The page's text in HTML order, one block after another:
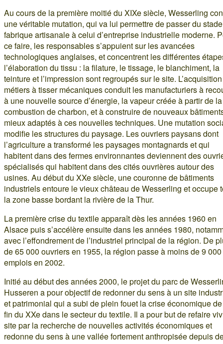
Au cours de la première moitié du XIXe siècle, Wesserling
une véritable mutation, qui va lui permettre de passer du
fabrique artisanale à celui d’entreprise industrielle moderne.
ce faire, les responsables s’appuient sur les avancées
technologiques anglaises, et concentrent les différentes
l’élaboration du tissu : la filature, le tissage, le blanchiment, la
teinture et l’impression sont regroupés sur le site.
métiers à tisser mécaniques conduit les manufacturiers à
à une nouvelle source d’énergie, la vapeur créée à partir de la
combustion de charbon, et à construire de nouveaux
mieux adaptés à ces nouvelles techniques. Une mutation
modifie les structures du paysage. Les ouvriers paysans dont
l’agriculture a transformé les paysages montagnards et qui
habitent dans des fermes environnantes deviennent des
spécialisés qui habitent dans des cités ouvrières autour des
usines. Au début du XXe siècle, une couronne de bâtiments
industriels entoure le vieux château de Wesserling et occupe
la zone basse bordant la rivière de la Thur.
La première crise du textile apparaît dès les années 1960 en
Alsace puis s’accélère ensuite dans les années 1980,
avec l’effondrement de l’industriel principal de la région. De
de 65 000 ouvriers en 1955, la région passe à moins de 9 000
emplois en 2002.
Initié au début des années 2000, le projet du parc de
Husseren a pour objectif de redonner du sens à un site
et patrimonial qui a subi de plein fouet la crise économique
fin du XXe dans le secteur du textile. Il a pour but de refaire
site par la recherche de nouvelles activités économiques et
redonne du sens à une vallée fortement anthropisée depuis